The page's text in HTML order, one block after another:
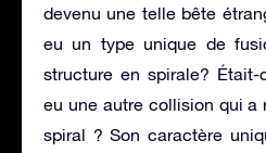
devenu une telle bête
eu un type unique de
structure en spirale?
eu une autre collision qui a
spiral ? Son caractère